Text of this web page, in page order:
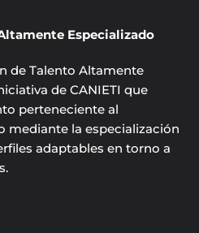
Especializado
de Talento Altamente
de CANIETI que
perteneciente al
mediante la especialización
adaptables en torno a